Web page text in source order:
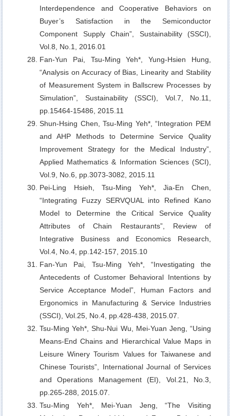
Interdependence and Cooperative Behaviors on
Buyer’s Satisfaction in the Semiconductor
Component Supply Chain”, Sustainability (SSCI),
Vol.8, No.1, 2016.01
Fan-Yun Pai, Tsu-Ming Yeh*, Yung-Hsien Hung,
“Analysis on Accuracy of Bias, Linearity and Stability
of Measurement System in Ballscrew Processes by
Simulation”, Sustainability (SSCI), Vol.7, No.11,
pp.15464-15486, 2015.11
Shun-Hsing Chen, Tsu-Ming Yeh*,“Integration PEM
and AHP Methods to Determine Service Quality
Improvement Strategy for the Medical Industry”,
Applied Mathematics & Information Sciences (SCI),
Vol.9, No.6, pp.3073-3082, 2015.11
Pei-Ling Hsieh, Tsu-Ming Yeh*, Jia-En Chen,
“Integrating Fuzzy SERVQUAL into Refined Kano
Model to Determine the Critical Service Quality
Attributes of Chain Restaurants”, Review of
Integrative Business and Economics Research,
Vol.4, No.4, pp.142-157, 2015.10
Fan-Yun Pai, Tsu-Ming Yeh*, “Investigating the
Antecedents of Customer Behavioral Intentions by
Service Acceptance Model”, Human Factors and
Ergonomics in Manufacturing & Service Industries
(SSCI), Vol.25, No.4, pp.428-438, 2015.07.
Tsu-Ming Yeh*, Shu-Nui Wu, Mei-Yuan Jeng, “Using
Means-End Chains and Hierarchical Value Maps in
Leisure Winery Tourism Values for Taiwanese and
Chinese Tourists”, International Journal of Services
and Operations Management (EI), Vol.21, No.3,
pp.265-288, 2015.07.
Tsu-Ming Yeh*, Mei-Yuan Jeng,“The Visiting